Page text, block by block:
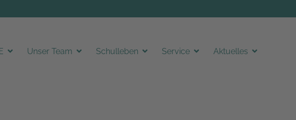
Unser Team Schulleben Service Aktuelles